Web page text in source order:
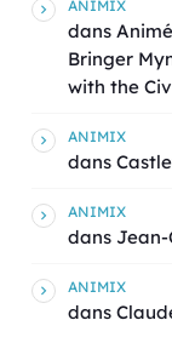
ANIMIX
dans
Bringer
with the
ANIMIX
dans
ANIMIX
dans Jean-
ANIMIX
dans